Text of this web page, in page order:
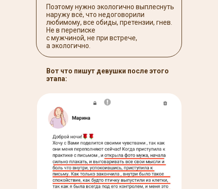
Вот что пишут девушки после этого
этапа:
Поэтому нужно экологично выплеснуть
наружу всё, что недоговорили
любимому, все обиды, претензии, гнев.
Не в переписке
с мужчиной, не при встрече,
а экологично.